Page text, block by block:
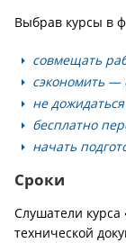
Выбрав курсы в
совмещать
сэкономить
не
бесплатно
начать
Сроки
Слушатели курса
технической